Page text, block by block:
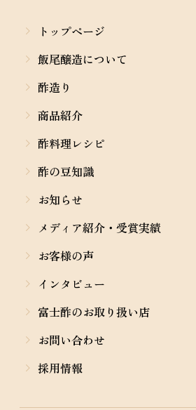
トップページ
飯尾醸造について
酢造り
商品紹介
酢料理レシピ
酢の豆知識
お知らせ
メディア紹介・受賞実績
お客様の声
インタビュー
富士酢のお取り扱い店
お問い合わせ
採用情報